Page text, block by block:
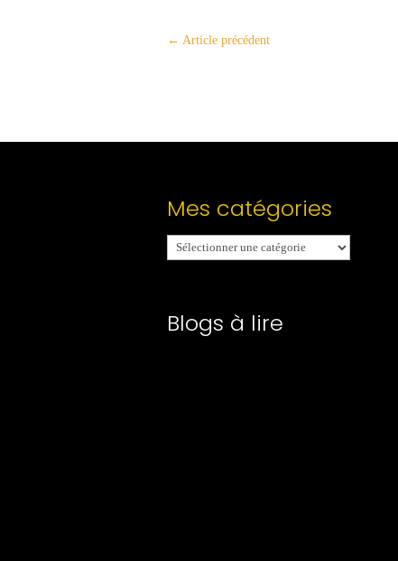
← Article précédent
Mes catégories
Mes
catégories
Blogs à lire